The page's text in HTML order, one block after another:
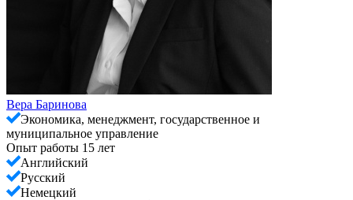
Вера Баринова
Экономика, менеджмент, государственное и
муниципальное управление
Опыт работы 15 лет
Английский
Русский
Немецкий